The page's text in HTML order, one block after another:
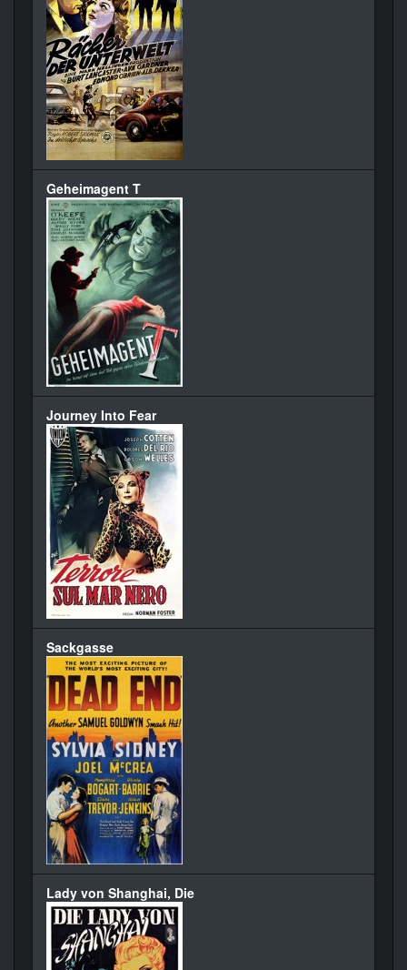
Geheimagent T
Journey Into Fear
Sackgasse
Lady von Shanghai, Die